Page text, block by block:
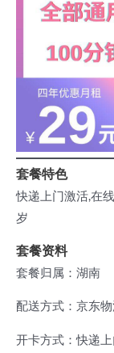
套餐特色
快递上门激活,在
岁
套餐资料
套餐归属：湖南
配送方式：京东
开卡方式：快递